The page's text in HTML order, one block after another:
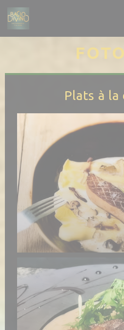
Cookies beheer paneel
Plats à la